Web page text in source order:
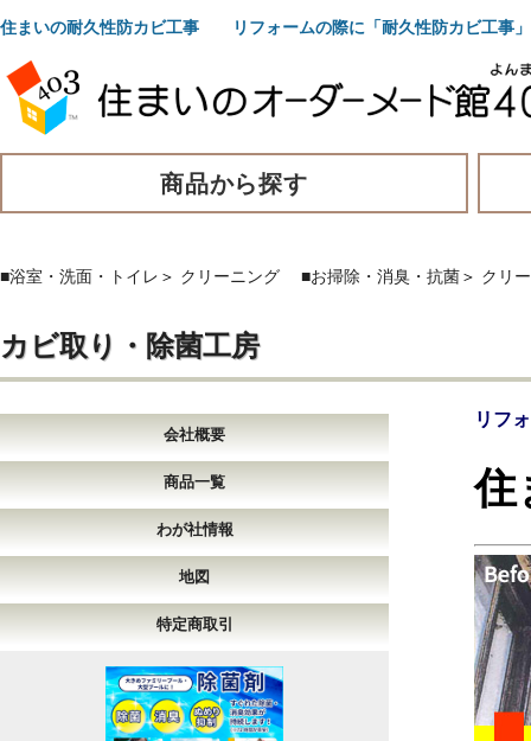
住まいの耐久性防カビ工事 リフォームの際に「耐久性防カビ工事
商品から探す
■浴室・洗面・トイレ ＞ クリーニング ■お掃除・消臭・抗菌＞ クリ
カビ取り・除菌工房
会社概要
商品一覧
わが社情報
地図
特定商取引
リフ
住